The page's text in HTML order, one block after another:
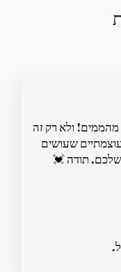
ולא רק זה
שעושים
תודה 💓